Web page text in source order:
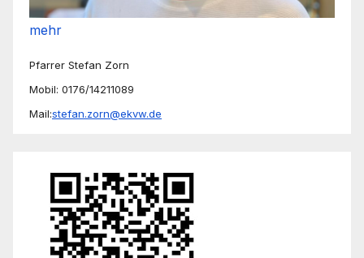
mehr
Pfarrer Stefan Zorn
Mobil: 0176/14211089
Mail:stefan.zorn@ekvw.de